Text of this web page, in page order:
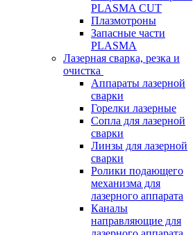
PLASMA CUT
Плазмотроны
Запасные части
PLASMA
Лазерная сварка, резка и
очистка
Аппараты лазерной
сварки
Горелки лазерные
Сопла для лазерной
сварки
Линзы для лазерной
сварки
Ролики подающего
механизма для
лазерного аппарата
Каналы
направляющие для